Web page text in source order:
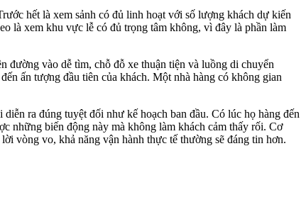
hết là xem sảnh có đủ linh hoạt với số lượng khách dự kiến
là xem khu vực lễ có đủ trọng tâm không, vì đây là phần làm
đường vào dễ tìm, chỗ đỗ xe thuận tiện và luồng di chuyển
ấn tượng đầu tiên của khách. Một nhà hàng có không gian
ra đúng tuyệt đối như kế hoạch ban đầu. Có lúc họ hàng đến
những biến động này mà không làm khách cảm thấy rối. Cơ
vòng vo, khả năng vận hành thực tế thường sẽ đáng tin hơn.